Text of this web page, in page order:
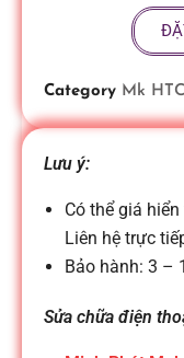
đ
i
ệ
n
t
Category Mk HTC
Lưu ý:
Có thể giá
Liên hệ trực
Bảo hành: 3 –
Sửa chữa điện